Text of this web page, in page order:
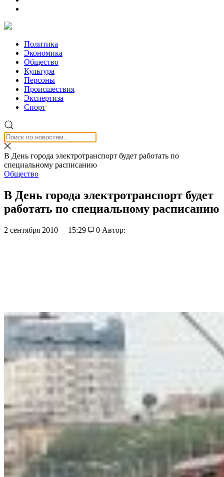
Политика
Экономика
Общество
Культура
Персоны
Происшествия
Экспертиза
Спорт
В День города электротранспорт будет работать по
специальному расписанию
Общество
В День города электротранспорт будет
работать по специальному расписанию
2 сентября 2010 15:29 0 Автор: